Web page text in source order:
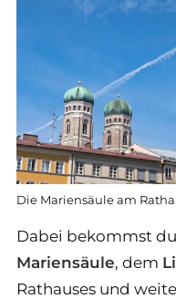
Die Mariensäule am
Dabei bekommst
Mariensäule, dem
Rathauses und